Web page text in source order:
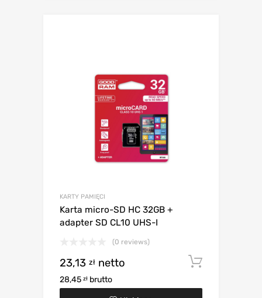
KARTY PAMIĘCI
Karta micro-SD HC 32GB +
adapter SD CL10 UHS-I
(0 reviews)
23,13 zł netto
28,45 zł brutto